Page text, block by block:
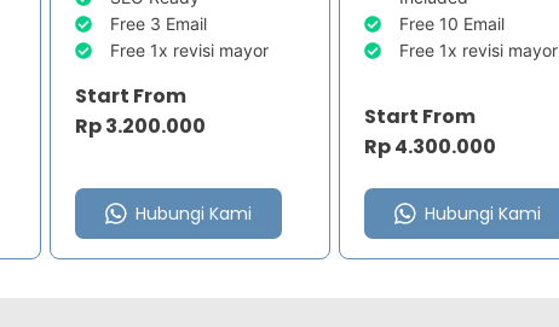
Free 3 Email
Free 1x revisi mayor
Start From
Rp 3.200.000
Hubungi Kami
Free 10 Email
Free 1x revisi mayor
Start From
Rp 4.300.000
Hubungi Kami